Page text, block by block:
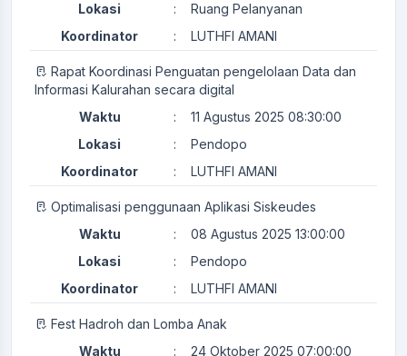
Lokasi
:
Ruang Pelanyanan
Koordinator
: LUTHFI AMANI
Rapat Koordinasi Penguatan pengelolaan Data dan
Informasi Kalurahan secara digital
Waktu
:
11 Agustus 2025 08:30:00
Lokasi
:
Pendopo
Koordinator
: LUTHFI AMANI
Optimalisasi penggunaan Aplikasi Siskeudes
Waktu
:
08 Agustus 2025 13:00:00
Lokasi
:
Pendopo
Koordinator
: LUTHFI AMANI
Fest Hadroh dan Lomba Anak
Waktu
:
24 Oktober 2025 07:00:00